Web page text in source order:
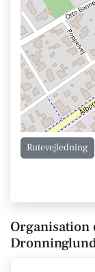
Rutevejledning